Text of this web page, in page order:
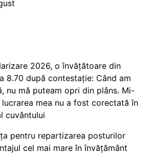
2026, o învățătoare din
8.70 după contestație: Când am
nu mă puteam opri din plâns. Mi-
mea nu a fost corectată în
cuvântului
pentru repartizarea posturilor
cel mai mare în învățământ